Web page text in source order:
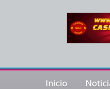
Inicio